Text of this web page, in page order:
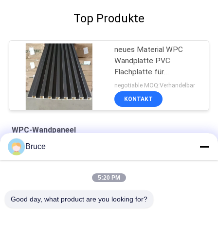
Top Produkte
neues Material WPC
Wandplatte PVC
Flachplatte für
Innenarchitektur 3D
Wandplatte Fabrik
Verkauf
negotiable MOQ:Verhandelbar
KONTAKT
WPC-Wandpaneel
3d Innenraum WPC Dekorationswandplatte 160*23mm
Bruce
5:20 PM
Good day, what product are you looking for?